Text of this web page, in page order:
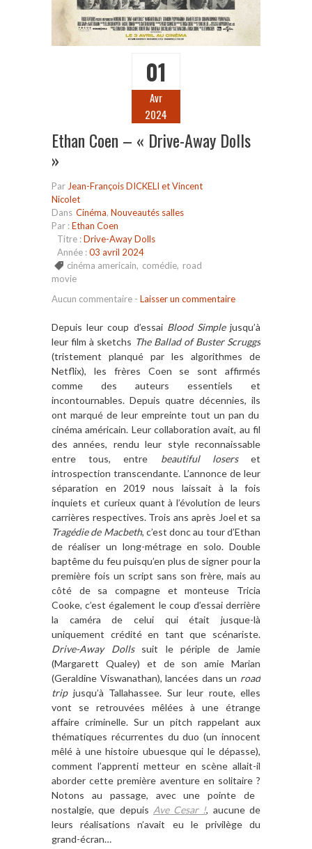
01
Avr
2024
Ethan Coen – « Drive-Away Dolls
»
Par Jean-François DICKELI et Vincent
Nicolet
Dans Cinéma, Nouveautés salles
Par :Ethan Coen
Titre :Drive-Away Dolls
Année :03 avril 2024
cinéma americain, comédie, road
movie
Aucun commentaire - Laisser un commentaire
Depuis leur coup d’essai Blood Simplejusqu’à
leur filmà sketchs The Ballad of Buster Scruggs
(tristement planqué par les algorithmes de
Netflix), les frères Coen se sont affirmés
comme des auteurs essentiels et
incontournables. Depuis quatre décennies, ils
ont marquéde leur empreinte tout un pan du
cinéma américain. Leur collaboration avait, au fil
des années, rendu leur style reconnaissable
entre tous, entre beautiful loserset
introspection transcendante. L’annonce de leur
séparation en 2019 nous laissait à la fois
inquiets et curieux quantàl’évolution de leurs
carrières respectives. Trois ans après Joel et sa
Tragédie de Macbeth, c’est donc au tour d’Ethan
de réaliser un long-métrage en solo. Double
baptême du feu puisqu’en plus de signer pour la
première fois un script sans son frère, mais au
côté de sa compagne et monteuse Tricia
Cooke, c’estégalement lecoup d’essai derrière
la caméra de celui quiétait jusque-là
uniquement créditéen tant que scénariste.
Drive-Away Dollssuit le périple de Jamie
(Margarett Qualey) et de son amie Marian
(Geraldine Viswanathan), lancées dans un road
tripjusqu’à Tallahassee. Sur leur route, elles
vont se retrouvées mêlées à une étrange
affaire criminelle. Sur un pitch rappelant aux
thématiques récurrentes du duo (un innocent
mêlé à une histoire ubuesque qui le dépasse),
comment l’apprenti metteur en scène allait-il
aborder cette première aventure en solitaire ?
Notons au passage, avec une pointe de
nostalgie, que depuis Ave Cesar !, aucune de
leurs réalisations n’avait eu le privilège du
grand-écran…